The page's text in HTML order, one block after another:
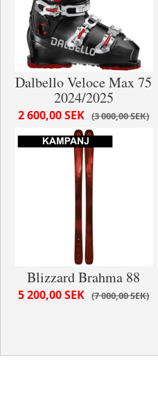
Dalbello Veloce Max 75
2024/2025
3 000,00 SEK
2 600,00 SEK
Blizzard Brahma 88
7 000,00 SEK
5 200,00 SEK